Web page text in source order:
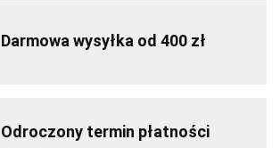
Darmowa wysyłka od 400 zł
Odroczony termin płatności